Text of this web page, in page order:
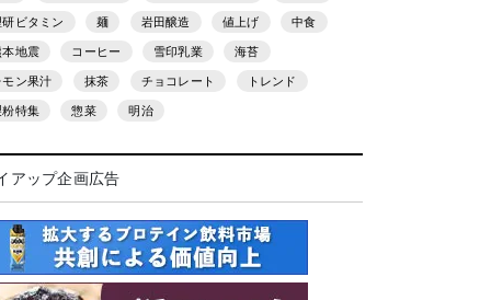
研ビタミン 麺 岩田醸造 値上げ 中食
本地震 コーヒー 雪印乳業 海苔
モン果汁 抹茶 チョコレート トレンド
粉特集 惣菜 明治
アップ企画広告